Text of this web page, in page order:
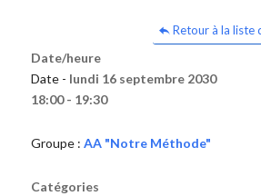
Retour à la liste
Date/heure
Date - lundi 16 septembre 2030
18:00 - 19:30
Groupe : AA "Notre Méthode"
Catégories